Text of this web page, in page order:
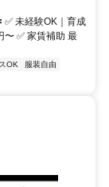
未経験OK｜育成
✅ 家賃補助 最
OK
服装自由